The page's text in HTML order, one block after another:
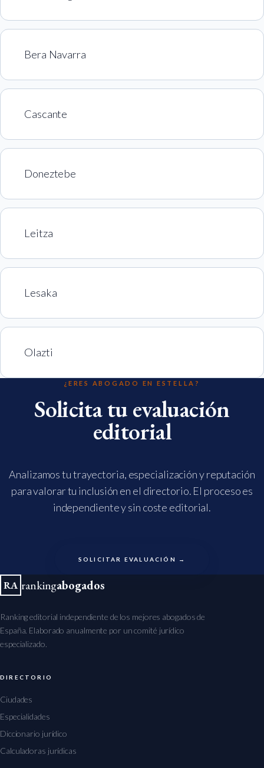
Bera Navarra
Cascante
Doneztebe
Leitza
Lesaka
Olazti
¿ERES ABOGADO EN ESTELLA?
Solicita tu evaluación
editorial
Analizamos tu trayectoria, especialización y reputación
para valorar tu inclusión en el directorio. El proceso es
independiente y sin coste editorial.
SOLICITAR EVALUACIÓN →
RA rankingabogados
Ranking editorial independiente de los mejores abogados de
España. Elaborado anualmente por un comité jurídico
especializado.
DIRECTORIO
Ciudades
Especialidades
Diccionario jurídico
Calculadoras jurídicas